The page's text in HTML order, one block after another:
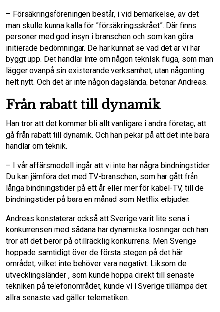
– Försäkringsföreningen består, i vid bemärkelse, av det
man skulle kunna kalla för ”försäkringsskrået”. Där finns
personer med god insyn i branschen och som kan göra
initierade bedömningar. De har kunnat se vad det är vi har
byggt upp. Det handlar inte om någon teknisk fluga, som man
lägger ovanpå sin existerande verksamhet, utan någonting
helt nytt. Och det är inte någon dagslända, betonar Andreas.
Från rabatt till dynamik
Han tror att det kommer bli allt vanligare i andra företag, att
gå från rabatt till dynamik. Och han pekar på att det inte bara
handlar om teknik.
– I vår affärsmodell ingår att vi inte har några bindningstider.
Du kan jämföra det med TV-branschen, som har gått från
långa bindningstider på ett år eller mer för kabel-TV, till de
bindningstider på bara en månad som Netflix erbjuder.
Andreas konstaterar också att Sverige varit lite sena i
konkurrensen med sådana här dynamiska lösningar och han
tror att det beror på otillräcklig konkurrens. Men Sverige
hoppade samtidigt över de första stegen på det här
området, vilket inte behöver vara negativt. Liksom de
utvecklingsländer , som kunde hoppa direkt till senaste
tekniken på telefonområdet, kunde vi i Sverige tillämpa det
allra senaste vad gäller telematiken.